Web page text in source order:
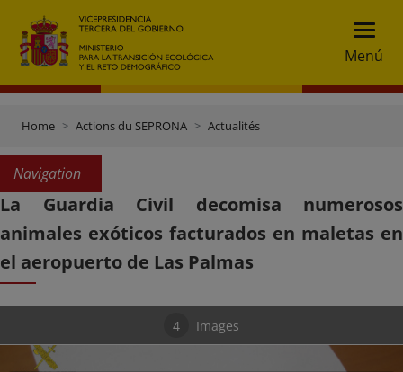
Menú
Home Actions du SEPRONA Actualités
Navigation
La Guardia Civil decomisa numerosos
animales exóticos facturados en maletas en
el aeropuerto de Las Palmas
4 Images